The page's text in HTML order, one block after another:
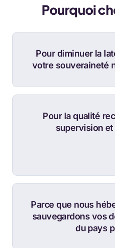
Pourquoi
Pour diminuer la
votre souveraineté
Pour la qualité
supervision
Parce que nous
sauvegardons vos
du pays